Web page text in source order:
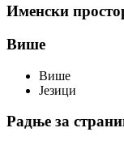
Именски
Више
Више
Језици
Радње за